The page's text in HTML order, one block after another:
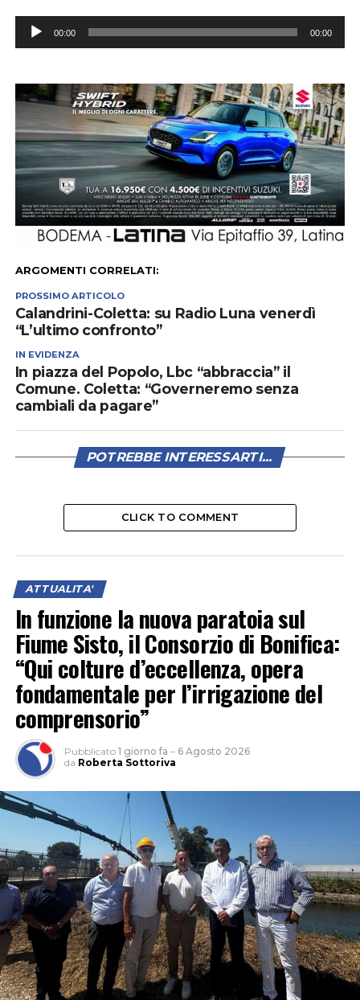
Audio
00:00 00:00
ARGOMENTI CORRELATI:
PROSSIMO ARTICOLO
Calandrini-Coletta: su Radio Luna venerdì
“L’ultimo confronto”
IN EVIDENZA
In piazza del Popolo, Lbc “abbraccia” il
Comune. Coletta: “Governeremo senza
cambiali da pagare”
POTREBBE INTERESSARTI...
CLICK TO COMMENT
ATTUALITA'
In funzione la nuova paratoia sul
Fiume Sisto, il Consorzio di Bonifica:
“Qui colture d’eccellenza, opera
fondamentale per l’irrigazione del
comprensorio”
Pubblicato 1 giorno fa – 6 Agosto 2026
da Roberta Sottoriva